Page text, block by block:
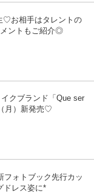
♡お相手はタレントの
ントもご紹介◎
クブランド「Que ser
月）新発売♡
フォトブック先行カッ
ドレス姿に*